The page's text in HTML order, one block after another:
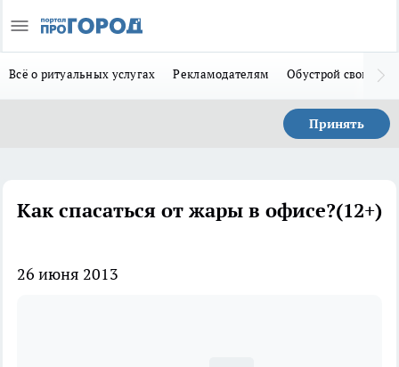
Всё о ритуальных услугах Рекламодателям Обустрой свой дом
Принять
Как спасаться от жары в офисе?(12+)
26 июня 2013